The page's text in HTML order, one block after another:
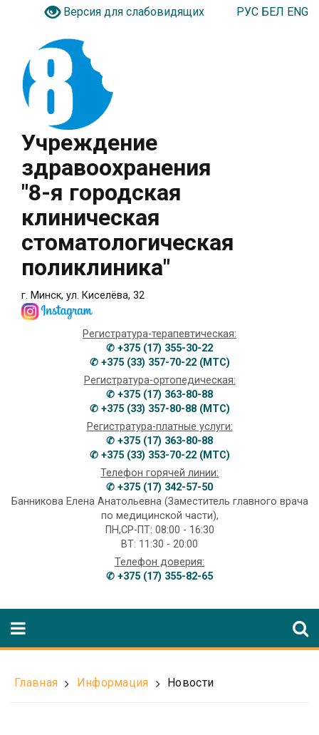
Версия для слабовидящих РУС БЕЛ ENG
Учреждение
здравоохранения
"8-я городская
клиническая
стоматологическая
поликлиника"
г. Минск, ул. Киселёва, 32
Регистратура-терапевтическая:
✆ +375 (17) 355-30-22
✆ +375 (33) 357-70-22 (МТС)
Регистратура-ортопедическая:
✆ +375 (17) 363-80-88
✆ +375 (33) 357-80-88 (МТС)
Регистратура-платные услуги:
✆ +375 (17) 363-80-88
✆ +375 (33) 353-70-22 (МТС)
Телефон горячей линии:
✆ +375 (17) 342-57-50
Банникова Елена Анатольевна (Заместитель главного врача
по медицинской части),
ПН,СР-ПТ: 08:00 - 16:30
ВТ: 11:30 - 20:00
Телефон доверия:
✆ +375 (17) 355-82-65
Главная Информация Новости